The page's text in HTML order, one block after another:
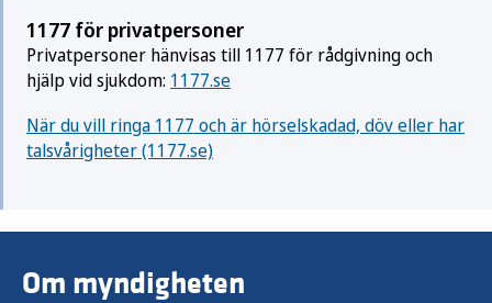
1177 för privatpersoner
Privatpersoner hänvisas till 1177 för rådgivning och
hjälp vid sjukdom: 1177.se
När du vill ringa 1177 och är hörselskadad, döv eller har
talsvårigheter (1177.se)
Om myndigheten